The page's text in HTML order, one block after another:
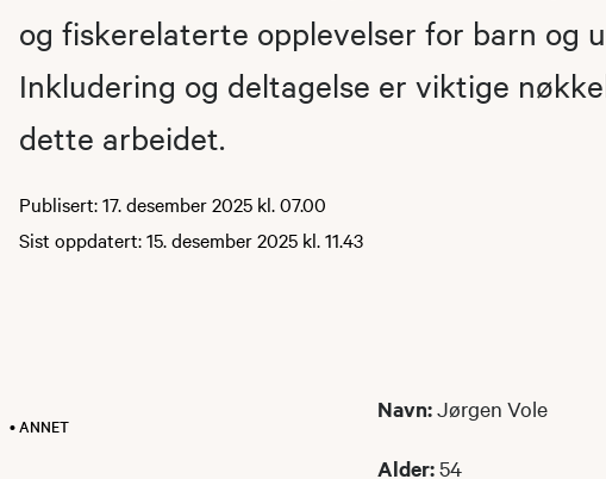
og fiskerelaterte opplevelser for barn og
Inkludering og deltagelse er viktige
dette arbeidet.
Publisert: 17. desember 2025 kl. 07.00
Sist oppdatert: 15. desember 2025 kl. 11.43
• ANNET
Navn:Jørgen Vole
Alder:54